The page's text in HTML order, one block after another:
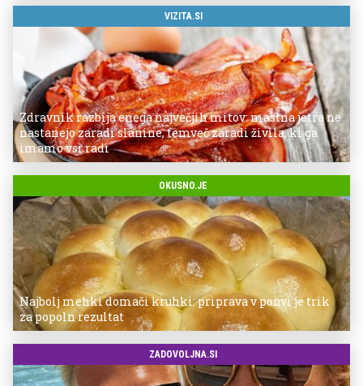
VIZITA.SI
Zdravnik razbija enega največjih mitov: mastna jetra ne
nastanejo zaradi slanine, temveč zaradi živila, ki ga
imamo vsi radi
OKUSNO.JE
Najbolj mehki domači kruhki: priprava v ponvi je trik
za popoln rezultat
ZADOVOLJNA.SI